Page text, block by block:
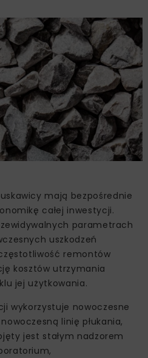
mają bezpośrednie
całej inwestycji.
parametrach
uszkodzeń
remontów
kosztów utrzymania
jej użytkowania.
wykorzystuje nowoczesne
linię płukania,
jest stałym nadzorem